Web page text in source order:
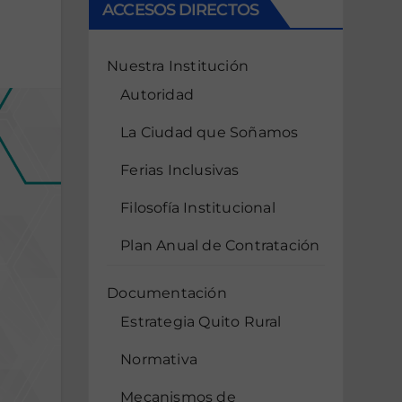
ACCESOS DIRECTOS
Nuestra Institución
Autoridad
La Ciudad que Soñamos
Ferias Inclusivas
Filosofía Institucional
Plan Anual de Contratación
Documentación
Estrategia Quito Rural
Normativa
Mecanismos de